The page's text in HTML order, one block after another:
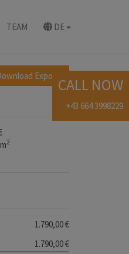
TEAM DE
Expose
2
1.790,00 €
1.790,00 €
CALL NOW
+43 664 3998229